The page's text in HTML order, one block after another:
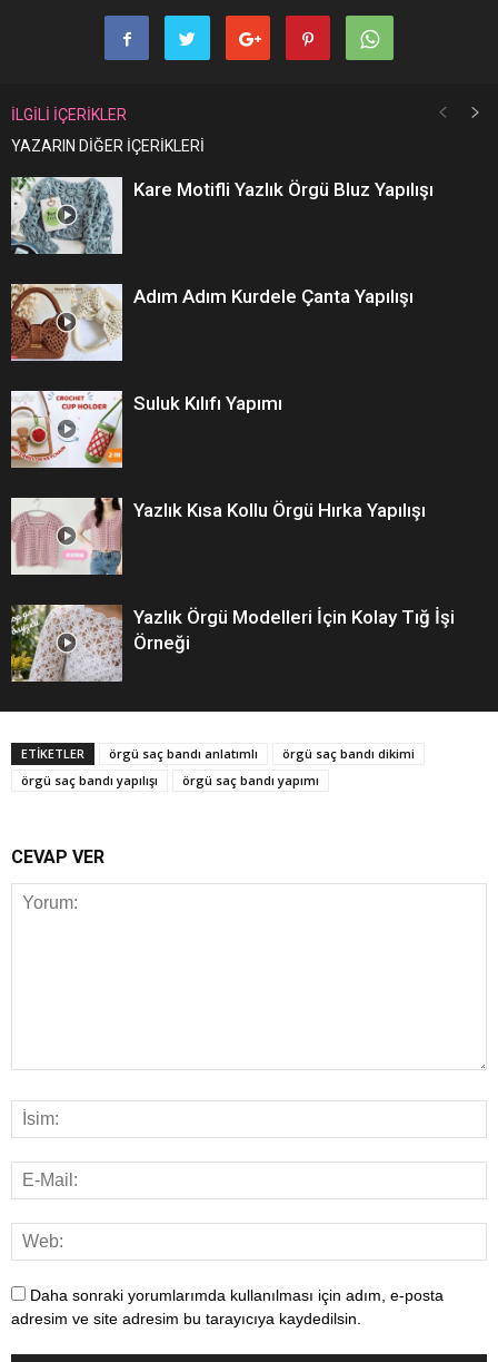
İLGİLİ İÇERİKLER
YAZARIN DİĞER İÇERİKLERİ
Kare Motifli Yazlık Örgü Bluz Yapılışı
Adım Adım Kurdele Çanta Yapılışı
Suluk Kılıfı Yapımı
Yazlık Kısa Kollu Örgü Hırka Yapılışı
Yazlık Örgü Modelleri İçin Kolay Tığ İşi
Örneği
ETİKETLER örgü saç bandı anlatımlı
örgü saç bandı dikimi
örgü saç bandı yapılışı
örgü saç bandı yapımı
CEVAP VER
Daha sonraki yorumlarımda kullanılması için adım, e-posta
adresim ve site adresim bu tarayıcıya kaydedilsin.